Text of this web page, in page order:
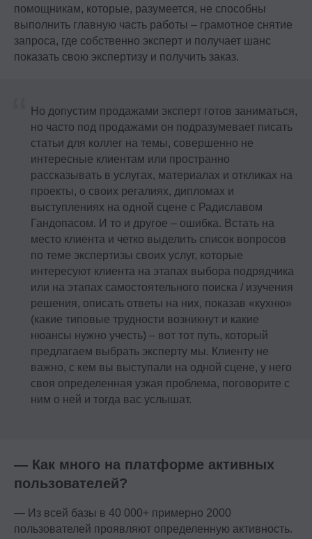
помощникам, которые, разумеется, не способны
выполнить главную часть работы – грамотное снятие
запроса, где собственно эксперт и получает шанс
показать свою экспертизу и получить заказ.
Но допустим продажами эксперт готов заниматься,
но часто под продажами он подразумевает писать
статьи для коллег на темы, совершенно не
интересные клиентам или пространно
рассказывать в услугах, материалах и откликах на
проекты, о своих регалиях, дипломах и
выступлениях на одной сцене с Радиславом
Гандопасом. И то и другое – ошибка. Встать на
место клиента и четко выделить список вопросов
по теме экспертизы своих услуг, которые
интересуют клиента на этапах выбора подрядчика
или на этапах самостоятельного поиска / изучения
решения, описать ответы на них, показав «кухню»
(какие типовые трудности возникнут и какие
нюансы нужно учесть) – вот тот путь, который
предлагаем выбрать эксперту мы. Клиенту не
важно, с кем вы выступали на одной сцене, у него
своя определенная узкая проблема, поговорите с
ним о ней и тогда вас услышат.
— Как много на платформе активных
пользователей?
— Из всей базы в 40 000+ примерно 2000
пользователей проявляют определенную активность.